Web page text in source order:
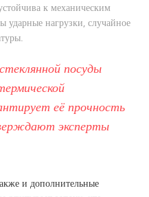
к механическим
ударные нагрузки, случайное
посуды
её прочность
эксперты
и дополнительные